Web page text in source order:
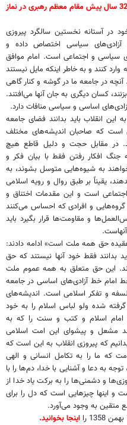
سخنرانی 32 سال پیش مقام معظم رهبری در نماز
در آستانه نخستین سالگرد پیروزی
آزادی‌های سیاسی اختصاص داده و
سیاسی و اجتماعی است. امام موافق
کنند و به خاطر اینکه مایل نیستند
آنچه در جامعه ما در گوشه و کنار گاهی
کسان دیگری به جان آنها می‌افتند.
اساسی و سیاسی منافات دارد.
این انقلاب باید بدانند فضای جامعه
است که صاحبان اندیشه‌های مختلف
در مقابل حجت و دلیل قاطع هیچ
جنگ افکار رفتن فقط با بیان فکر و
به شیوه‌هایی متوسل بشوند، به
یقیناً بر طبق روال و رویه اسلامی
است و این مقدمات اختناق و
و افرادی که احساس می‌کنند
و مقاومت‌ها قرار بگیرد باید
عقیده حق همه ملت است» ادامه دادند:
بدانند فقط خود آنها نیستند که حق
این حق متعلق به همه عموم ملت
امام خط آزادی‌های اساسی در جامعه
و تفکر اسلامی است. اندیشه‌‌های
شده ولو لباس اسلام را به خود
اسلام و کتب و سنت را که به
مشعل و پیشوای این امت اسلامی
که پیروزی انقلاب به این است که
که ما را به تکامل انسانی و الهی
به دعا و آشنایی با خدا، دم‌ها را با
و دشمنی‌ها را به برکت یاد خدا از
و اینها چیز‌هایی است که دل را برای
متقین به وجود می‌آورد.
اینجا بخوانید.